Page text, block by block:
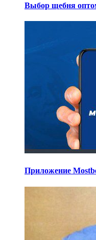
Выбор щебня
Приложение